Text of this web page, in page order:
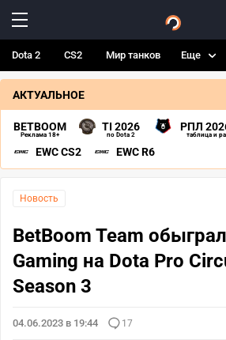
Dota 2 CS2 Мир танков Еще
АКТУАЛЬНОЕ
BETBOOM
Реклама 18+
TI 2026
по Dota 2
РПЛ
таблица и
EWC CS2 EWC R6
Новость
BetBoom Team
Gaming на Dota Pro
Season 3
04.06.2023 в 19:44 17